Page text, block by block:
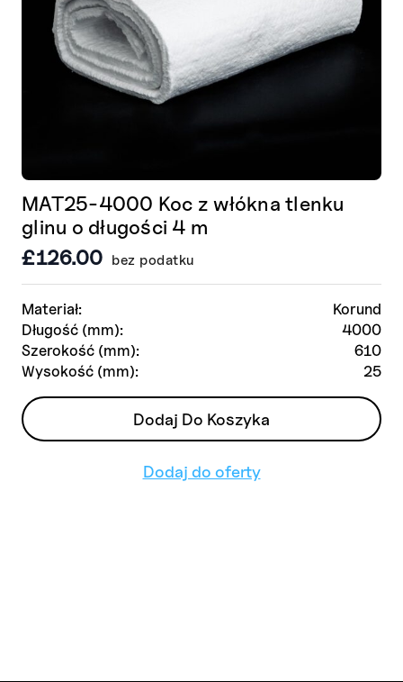
Materiał:
Korund
Długość (mm):
4000
Szerokość (mm):
610
Wysokość (mm):
25
MAT25-4000 Koc z włókna tlenku
glinu o długości 4 m
£126.00 bez podatku
Dodaj Do Koszyka
Dodaj do oferty